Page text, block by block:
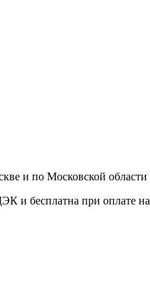
и по Московской области
и бесплатна при оплате